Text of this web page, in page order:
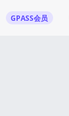
GPASS会员